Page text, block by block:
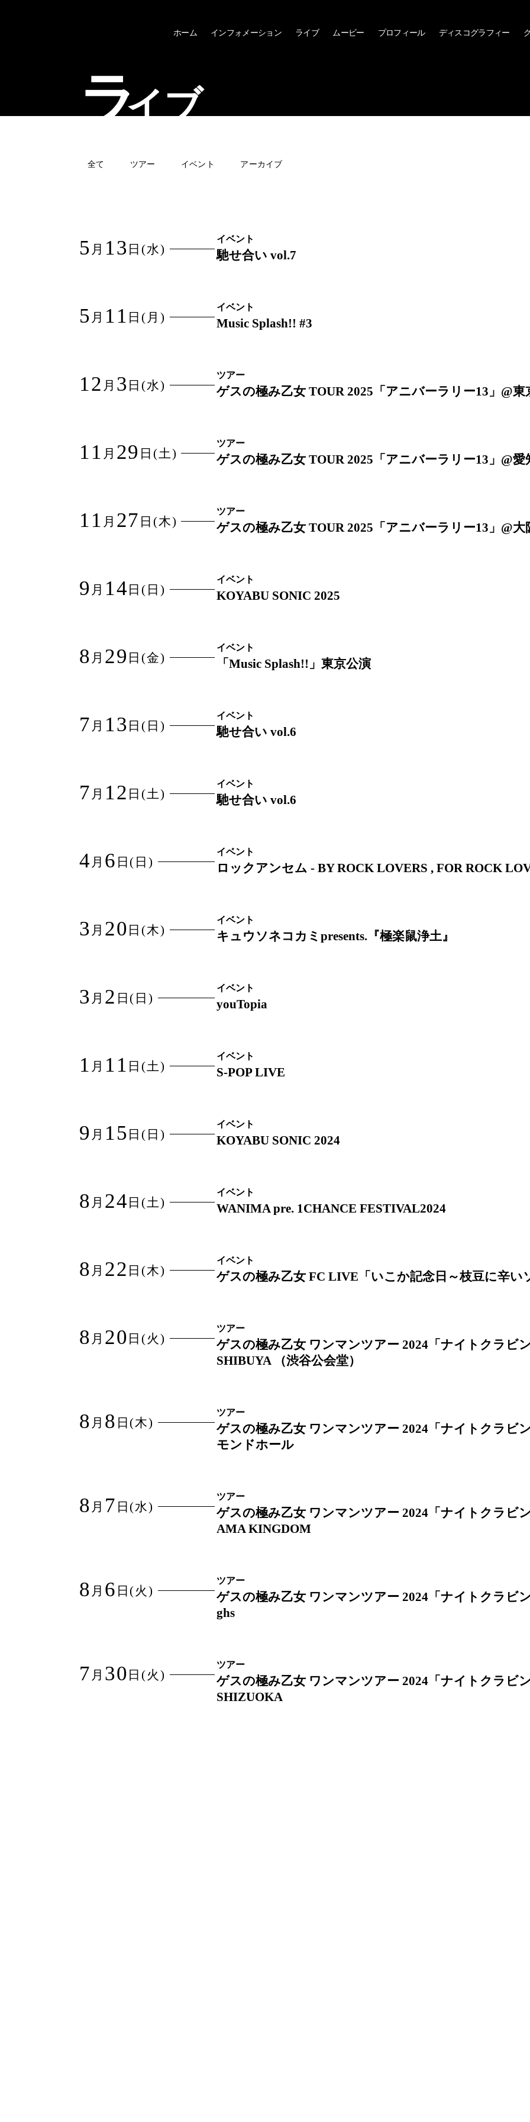
ホーム インフォメーション ライブ ムービー プロフィール ディスコグラフィー
ライブ
全て ツアー イベント アーカイブ
5 月 13 日 (水)
イベント
馳せ合い vol.7
5 月 11 日 (月)
イベント
Music Splash!! #3
12 月 3 日 (水)
ツアー
ゲスの極み乙女 TOUR 2025「アニバーラリー13」@
11 月 29 日 (土)
ツアー
ゲスの極み乙女 TOUR 2025「アニバーラリー13」@
11 月 27 日 (木)
ツアー
ゲスの極み乙女 TOUR 2025「アニバーラリー13」@
9 月 14 日 (日)
イベント
KOYABU SONIC 2025
8 月 29 日 (金)
イベント
「Music Splash!!」東京公演
7 月 13 日 (日)
イベント
馳せ合い vol.6
7 月 12 日 (土)
イベント
馳せ合い vol.6
4 月 6 日 (日)
イベント
ロックアンセム - BY ROCK LOVERS , FOR ROCK
3 月 20 日 (木)
イベント
キュウソネコカミpresents.『極楽鼠浄土』
3 月 2 日 (日)
イベント
youTopia
1 月 11 日 (土)
イベント
S-POP LIVE
9 月 15 日 (日)
イベント
KOYABU SONIC 2024
8 月 24 日 (土)
イベント
WANIMA pre. 1CHANCE FESTIVAL2024
8 月 22 日 (木)
イベント
ゲスの極み乙女 FC LIVE「いこか記念日～枝豆に辛い
8 月 20 日 (火)
ツアー
ゲスの極み乙女 ワンマンツアー 2024「ナイトクラビ
SHIBUYA （渋谷公会堂）
8 月 8 日 (木)
ツアー
ゲスの極み乙女 ワンマンツアー 2024「ナイトクラビ
モンドホール
8 月 7 日 (水)
ツアー
ゲスの極み乙女 ワンマンツアー 2024「ナイトクラビ
AMA KINGDOM
8 月 6 日 (火)
ツアー
ゲスの極み乙女 ワンマンツアー 2024「ナイトクラビ
ghs
7 月 30 日 (火)
ツアー
ゲスの極み乙女 ワンマンツアー 2024「ナイトクラビ
SHIZUOKA